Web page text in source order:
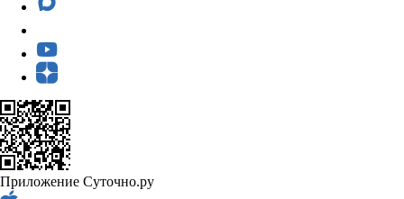
Приложение Суточно.ру